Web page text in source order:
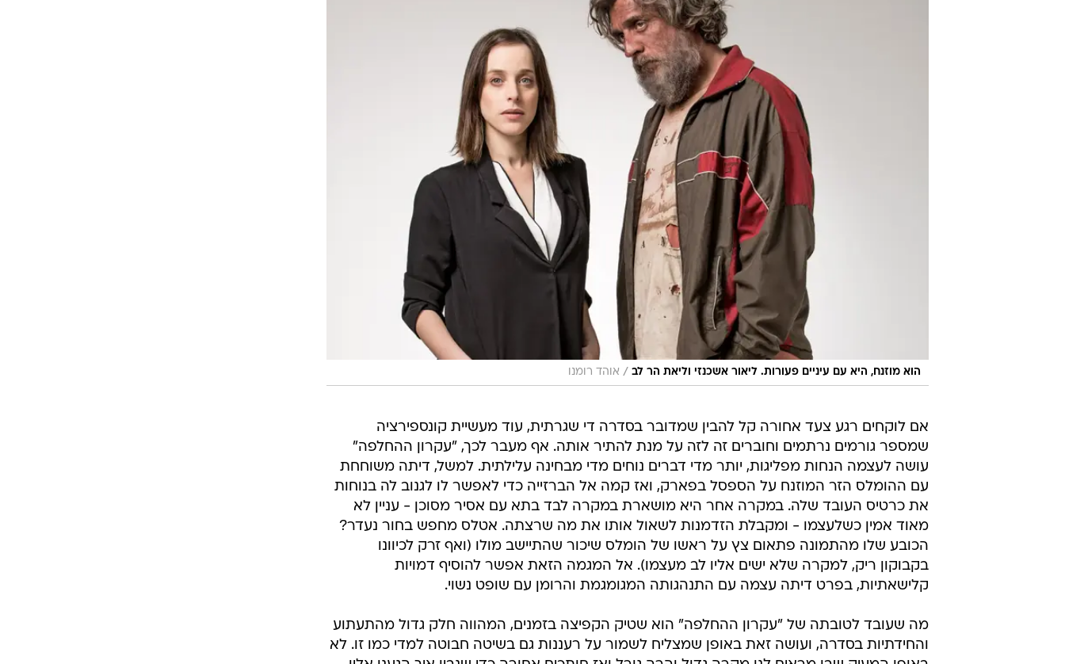
הוא מוזנח, היא עם עיניים פעורות. ליאור אשכנזי וליאת הר לב / אוהד רומנו
אם לוקחים רגע צעד אחורה קל להבין שמדובר בסדרה די שגרתית, עוד מעשיית קונספירציה
שמספר גורמים נרתמים וחוברים זה לזה על מנת להתיר אותה. אף מעבר לכך, "עקרון ההחלפה"
עושה לעצמה הנחות מפליגות, יותר מדי דברים נוחים מדי מבחינה עלילתית. למשל, דיתה משוחחת
עם ההומלס הזר המוזנח על הספסל בפארק, ואז קמה אל הברזייה כדי לאפשר לו לגנוב לה בנוחות
את כרטיס העובד שלה. במקרה אחר היא מושארת במקרה לבד בתא עם אסיר מסוכן - עניין לא
מאוד אמין כשלעצמו - ומקבלת הזדמנות לשאול אותו את מה שרצתה. אטלס מחפש בחור נעדר?
הכובע שלו מהתמונה פתאום צץ על ראשו של הומלס שיכור שהתיישב מולו (ואף זרק לכיוונו
בקבוקון ריק, למקרה שלא ישים אליו לב מעצמו). אל המגמה הזאת אפשר להוסיף דמויות
קלישאתיות, בפרט דיתה עצמה עם התנהגותה המגומגמת והרומן עם שופט נשוי.
מה שעובד לטובתה של "עקרון ההחלפה" הוא שטיק הקפיצה בזמנים, המהווה חלק גדול מהתעתוע
והחידתיות בסדרה, ועושה זאת באופן שמצליח לשמור על רעננות גם בשיטה חבוטה למדי כמו זו. לא